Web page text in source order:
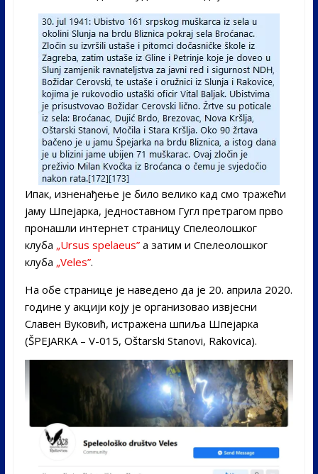
Ипак, изненађење је било велико кад смо тражећи
јаму Шпејарка, једноставном Гугл претрагом прво
пронашли интернет страницу Спелеолошког
клуба „Ursus spelaeus”а затим и Спелеолошког
клуба „Veles”.
На обе странице је наведено да је 20. априла 2020.
године у акцији коју је организовао извјесни
Славен Вуковић, истражена шпиља Шпејарка
(ŠPEJARKA – V-015, Oštarski Stanovi, Rakovica).